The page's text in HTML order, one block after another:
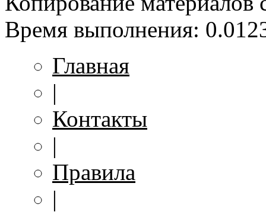
Время выполнения:
Главная
|
Контакты
|
Правила
|